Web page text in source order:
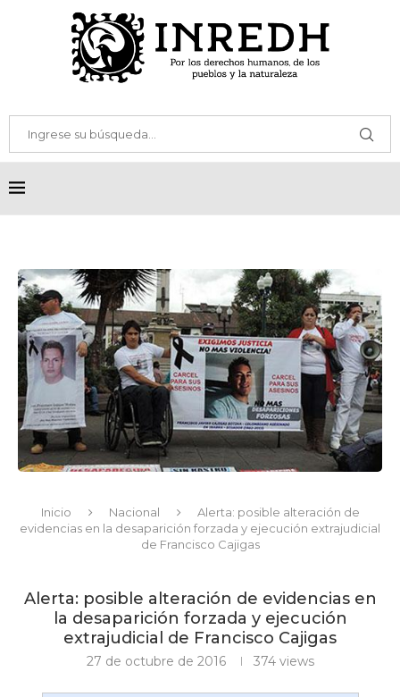
Inicio Nacional
Alerta: posible alteración de
evidencias en la desaparición forzada y ejecución extrajudicial
de Francisco Cajigas
Alerta: posible alteración de evidencias en
la desaparición forzada y ejecución
extrajudicial de Francisco Cajigas
27 de octubre de 2016 374views